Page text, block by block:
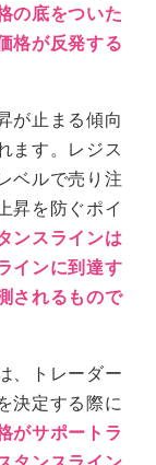
の底をついた
格が反発する
が止まる傾向
ます。レジス
ベルで売り注
昇を防ぐポイ
ンスラインは
インに到達す
されるもので
、トレーダー
決定する際に
がサポートラ